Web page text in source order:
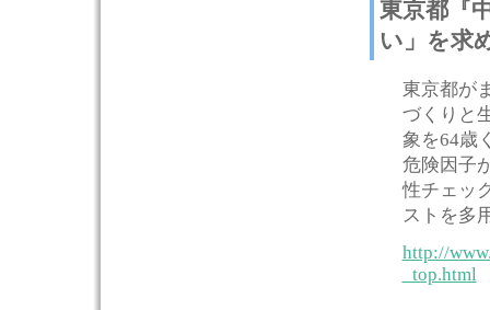
東京都『
い」を求
東京都が
づくりと
象を64歳
危険因子
性チェッ
ストを多
http://
_top.html